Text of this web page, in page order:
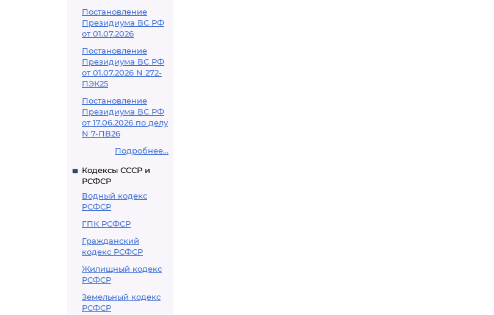
Постановление
Президиума ВС РФ
от 01.07.2026
Постановление
Президиума ВС РФ
от 01.07.2026 N 272-
ПЭК25
Постановление
Президиума ВС РФ
от 17.06.2026 по делу
N 7-ПВ26
Подробнее...
Кодексы СССР и
РСФСР
Водный кодекс
РСФСР
ГПК РСФСР
Гражданский
кодекс РСФСР
Жилищный кодекс
РСФСР
Земельный кодекс
РСФСР